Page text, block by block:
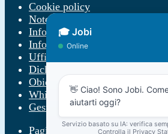
Cookie policy
Note legali
Informativa Privacy
Informativa Privacy chatbot Jobi
Ufficio Relazioni con il Pubblico
Dichiarazione di accessibilità
Obiettivi di accessibilità
Whistleblowing
Gestione consensi cookie
Pagina visualizzata659 volte